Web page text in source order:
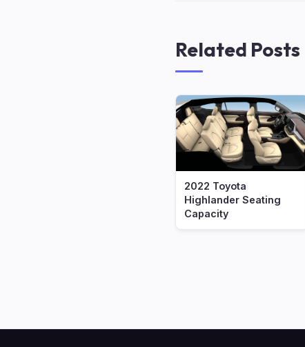
Related Posts
2022 Toyota
Highlander Seating
Capacity